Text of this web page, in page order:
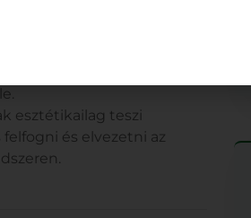
zöldtető színes
szerves része az
esztétikailag teszi
és elvezetni az